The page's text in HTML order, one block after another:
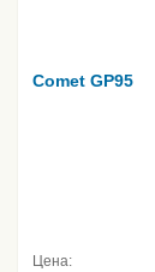
Comet GP95
Цена: